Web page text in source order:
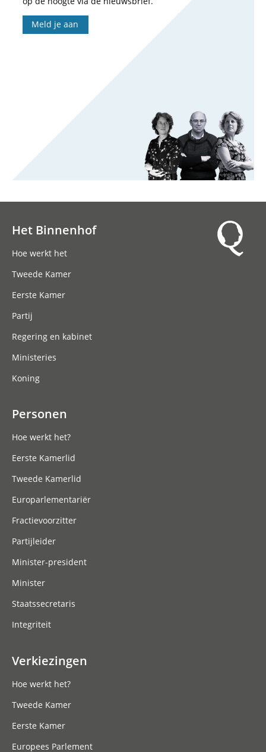
Meld je aan
Het Binnenhof
Hoe werkt het
Tweede Kamer
Eerste Kamer
Partij
Regering en kabinet
Ministeries
Koning
Personen
Hoe werkt het?
Eerste Kamerlid
Tweede Kamerlid
Europarlementariër
Fractievoorzitter
Partijleider
Minister-president
Minister
Staatssecretaris
Integriteit
Verkiezingen
Hoe werkt het?
Tweede Kamer
Eerste Kamer
Europees Parlement